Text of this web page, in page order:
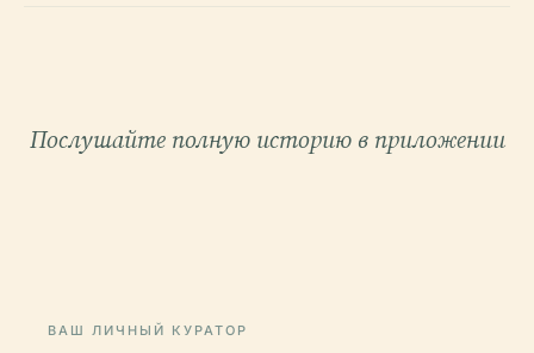
Послушайте полную историю в приложении
ВАШ ЛИЧНЫЙ КУРАТОР